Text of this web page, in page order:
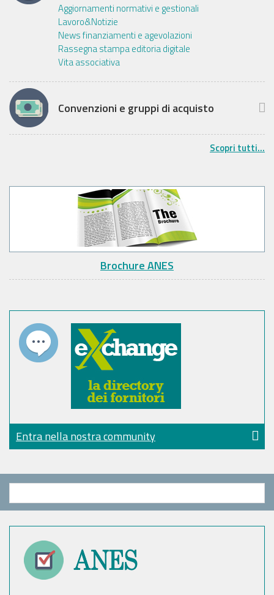
Aggiornamenti normativi e gestionali
Lavoro&Notizie
News finanziamenti e agevolazioni
Rassegna stampa editoria digitale
Vita associativa
Convenzioni e gruppi di acquisto
Scopri tutti...
Brochure ANES
Entra nella nostra community